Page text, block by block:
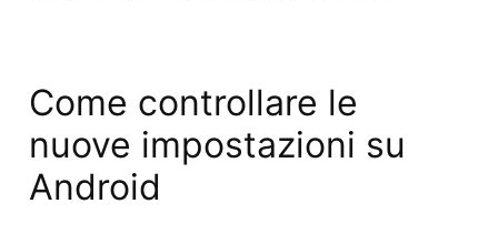
Come controllare le
nuove impostazioni su
Android